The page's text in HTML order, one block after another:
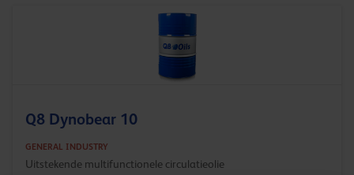
Q8 Dynobear 10
GENERAL INDUSTRY
Uitstekende multifunctionele circulatieolie